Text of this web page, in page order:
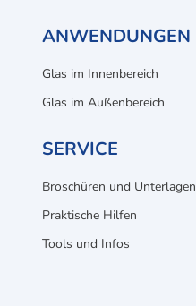
ANWENDUNGEN
Glas im Innenbereich
Glas im Außenbereich
SERVICE
Broschüren und Unterlagen
Praktische Hilfen
Tools und Infos